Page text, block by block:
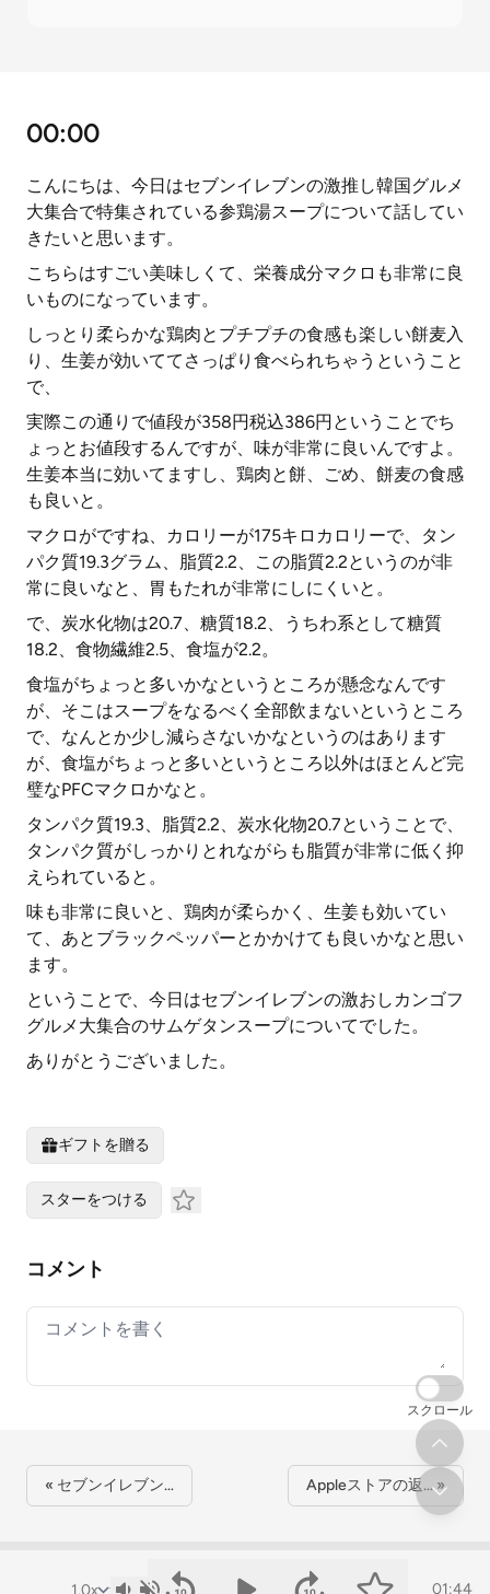
00:00
こんにちは、今日はセブンイレブンの激推し韓国グルメ
大集合で特集されている参鶏湯スープについて話してい
きたいと思います。
こちらはすごい美味しくて、栄養成分マクロも非常に良
いものになっています。
しっとり柔らかな鶏肉とプチプチの食感も楽しい餅麦入
り、生姜が効いててさっぱり食べられちゃうということ
で、
実際この通りで値段が358円税込386円ということでち
ょっとお値段するんですが、味が非常に良いんですよ。
生姜本当に効いてますし、鶏肉と餅、ごめ、餅麦の食感
も良いと。
マクロがですね、カロリーが175キロカロリーで、タン
パク質19.3グラム、脂質2.2、この脂質2.2というのが非
常に良いなと、胃もたれが非常にしにくいと。
で、炭水化物は20.7、糖質18.2、うちわ系として糖質
18.2、食物繊維2.5、食塩が2.2。
食塩がちょっと多いかなというところが懸念なんです
が、そこはスープをなるべく全部飲まないというところ
で、なんとか少し減らさないかなというのはあります
が、食塩がちょっと多いというところ以外はほとんど完
璧なPFCマクロかなと。
タンパク質19.3、脂質2.2、炭水化物20.7ということで、
タンパク質がしっかりとれながらも脂質が非常に低く抑
えられていると。
味も非常に良いと、鶏肉が柔らかく、生姜も効いてい
て、あとブラックペッパーとかかけても良いかなと思い
ます。
ということで、今日はセブンイレブンの激おしカンゴフ
グルメ大集合のサムゲタンスープについてでした。
ありがとうございました。
01:44
ギフトを贈る
スターをつける
コメント
Your comment
« セブンイレブン… Appleストアの返… »
スクロール